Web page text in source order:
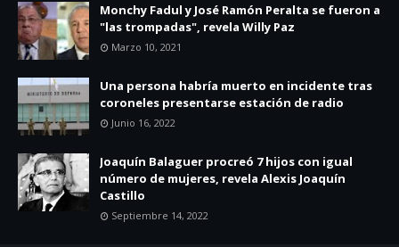
Monchy Fadul y José Ramón Peralta se fueron a
"las trompadas", revela Willy Paz
Marzo 10, 2021
Una persona habría muerto en incidente tras
coroneles presentarse estación de radio
Junio 16, 2022
Joaquín Balaguer procreó 7 hijos con igual
número de mujeres, revela Alexis Joaquín
Castillo
Septiembre 14, 2022